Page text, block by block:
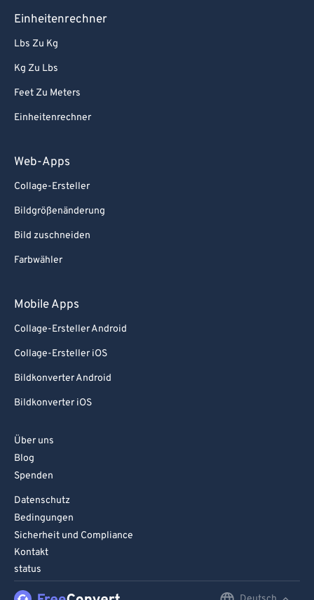
Einheitenrechner
Lbs Zu Kg
Kg Zu Lbs
Feet Zu Meters
Einheitenrechner
Web-Apps
Collage-Ersteller
Bildgrößenänderung
Bild zuschneiden
Farbwähler
Mobile Apps
Collage-Ersteller Android
Collage-Ersteller iOS
Bildkonverter Android
Bildkonverter iOS
Über uns
Blog
Spenden
Datenschutz
Bedingungen
Sicherheit und Compliance
Kontakt
status